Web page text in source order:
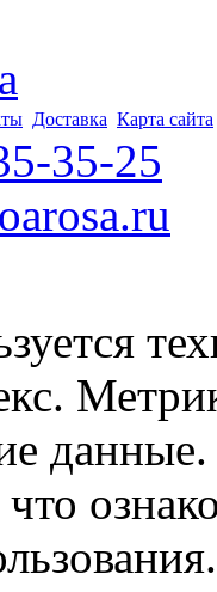
Доставка Карта сайта
35-25